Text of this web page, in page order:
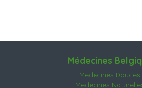
Médecines
Médecines Douces
Médecines